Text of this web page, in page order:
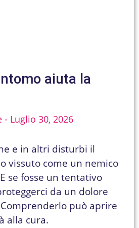
aiuta la
Luglio 30, 2026
e in altri disturbi il
vissuto come un nemico
se fosse un tentativo
da un dolore
può aprire
alla cura.